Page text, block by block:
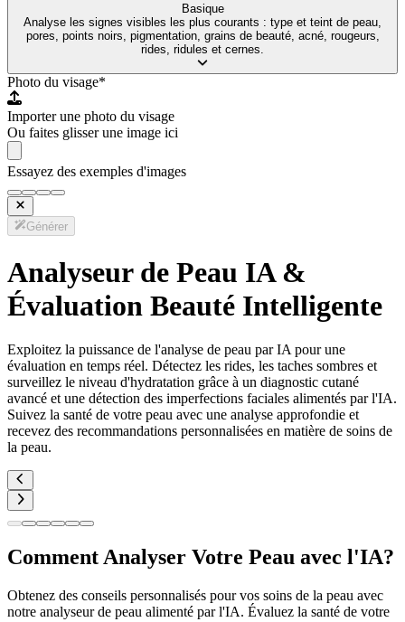
Basique
Analyse les signes visibles les plus courants : type et teint de peau,
pores, points noirs, pigmentation, grains de beauté, acné, rougeurs,
rides, ridules et cernes.
Photo du visage*
Importer une photo du visage
Ou faites glisser une image ici
Essayez des exemples d'images
Générer
Analyseur de Peau IA &
Évaluation Beauté Intelligente
Exploitez la puissance de l'analyse de peau par IA pour une
évaluation en temps réel. Détectez les rides, les taches sombres et
surveillez le niveau d'hydratation grâce à un diagnostic cutané
avancé et une détection des imperfections faciales alimentés par l'IA.
Suivez la santé de votre peau avec une analyse approfondie et
recevez des recommandations personnalisées en matière de soins de
la peau.
Comment Analyser Votre Peau avec l'IA?
Obtenez des conseils personnalisés pour vos soins de la peau avec
notre analyseur de peau alimenté par l'IA. Évaluez la santé de votre